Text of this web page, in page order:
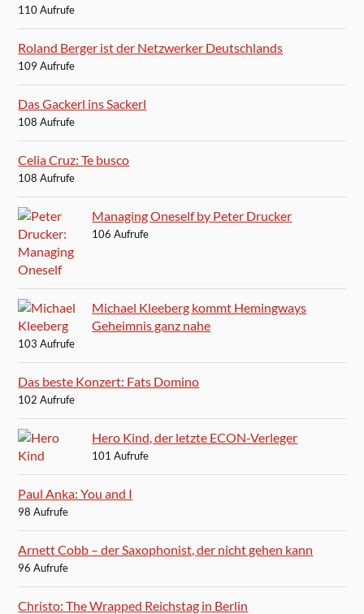
110 Aufrufe
Roland Berger ist der Netzwerker Deutschlands
109 Aufrufe
Das Gackerl ins Sackerl
108 Aufrufe
Celia Cruz: Te busco
108 Aufrufe
Managing Oneself by Peter Drucker
106 Aufrufe
Michael Kleeberg kommt Hemingways
Geheimnis ganz nahe
103 Aufrufe
Das beste Konzert: Fats Domino
102 Aufrufe
Hero Kind, der letzte ECON-Verleger
101 Aufrufe
Paul Anka: You and I
98 Aufrufe
Arnett Cobb – der Saxophonist, der nicht gehen kann
96 Aufrufe
Christo: The Wrapped Reichstag in Berlin